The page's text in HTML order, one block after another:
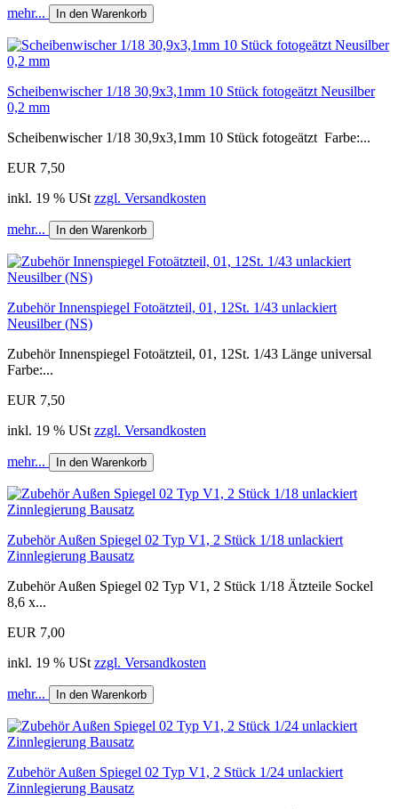
mehr... In den Warenkorb
Scheibenwischer 1/18 30,9x3,1mm 10 Stück fotogeätzt Neusilber
0,2 mm
Scheibenwischer 1/18 30,9x3,1mm 10 Stück fotogeätzt Farbe:...
EUR 7,50
inkl. 19 % USt zzgl. Versandkosten
mehr... In den Warenkorb
Zubehör Innenspiegel Fotoätzteil, 01, 12St. 1/43 unlackiert
Neusilber (NS)
Zubehör Innenspiegel Fotoätzteil, 01, 12St. 1/43 Länge universal
Farbe:...
EUR 7,50
inkl. 19 % USt zzgl. Versandkosten
mehr... In den Warenkorb
Zubehör Außen Spiegel 02 Typ V1, 2 Stück 1/18 unlackiert
Zinnlegierung Bausatz
Zubehör Außen Spiegel 02 Typ V1, 2 Stück 1/18 Ätzteile Sockel
8,6 x...
EUR 7,00
inkl. 19 % USt zzgl. Versandkosten
mehr... In den Warenkorb
Zubehör Außen Spiegel 02 Typ V1, 2 Stück 1/24 unlackiert
Zinnlegierung Bausatz